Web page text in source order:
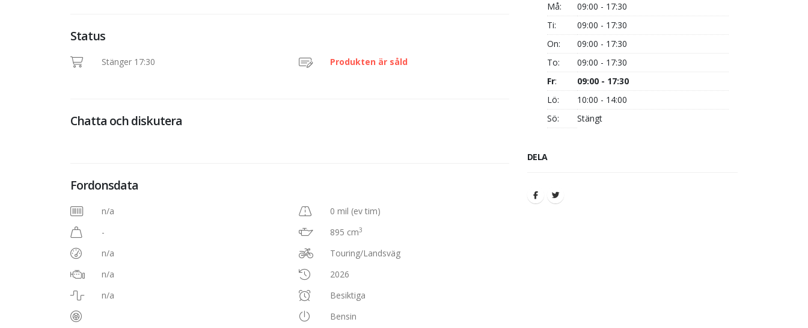
Status
Stänger 17:30 Produkten är såld
Chatta och diskutera
Fordonsdata
n/a
-
n/a
n/a
n/a
0 mil (ev tim)
895 cm3
Touring/Landsväg
2026
Besiktiga
Bensin
Må:
09:00 - 17:30
Ti:
09:00 - 17:30
On:
09:00 - 17:30
To:
09:00 - 17:30
Fr:
09:00 - 17:30
Lö:
10:00 - 14:00
Sö:
Stängt
DELA